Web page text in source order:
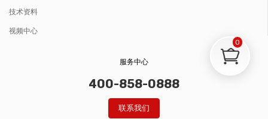
技术资料
视频中心
服务中心
400-858-0888
联系我们
0